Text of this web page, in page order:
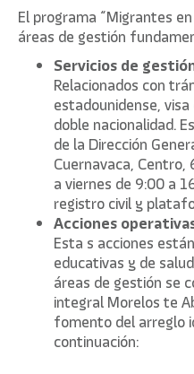
El programa “Migrantes
áreas de gestión
Servicios de
Relacionados con
estadounidense,
doble nacionalidad.
de la Dirección
Cuernavaca,
a viernes de 9:00 a
registro civil y
Acciones
Esta s acciones
educativas y de
áreas de gestión se
integral Morelos te
fomento del arreglo
continuación: